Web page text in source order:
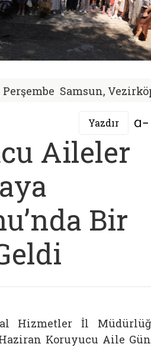
Perşembe Samsun,
Yazdır
Aileler
Bir
Hizmetler İl
Koruyucu Aile